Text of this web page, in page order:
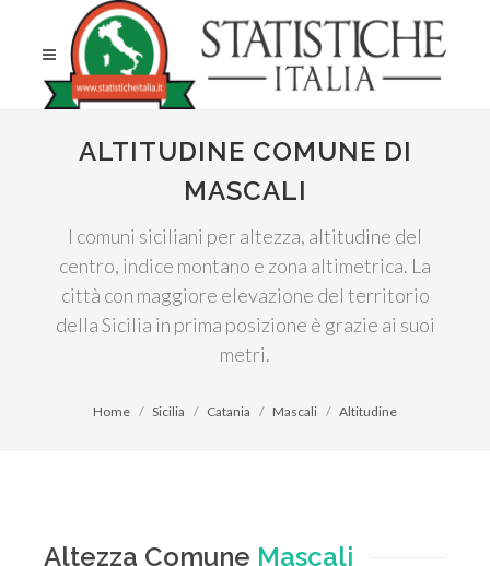
ALTITUDINE COMUNE DI
MASCALI
I comuni siciliani per altezza, altitudine del
centro, indice montano e zona altimetrica. La
città con maggiore elevazione del territorio
della Sicilia in prima posizione è grazie ai suoi
metri.
Home Sicilia Catania Mascali Altitudine
Altezza Comune Mascali